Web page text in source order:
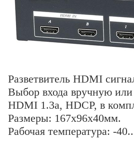
Разветвитель HDMI
Выбор входа вручную или
HDMI 1.3a, HDCP, в
Размеры: 167х96х40мм.
Рабочая температура: -